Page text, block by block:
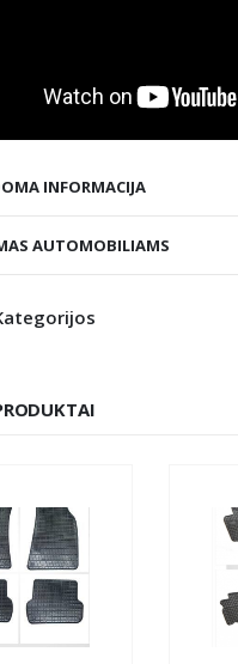
INFORMACIJA
AUTOMOBILIAMS